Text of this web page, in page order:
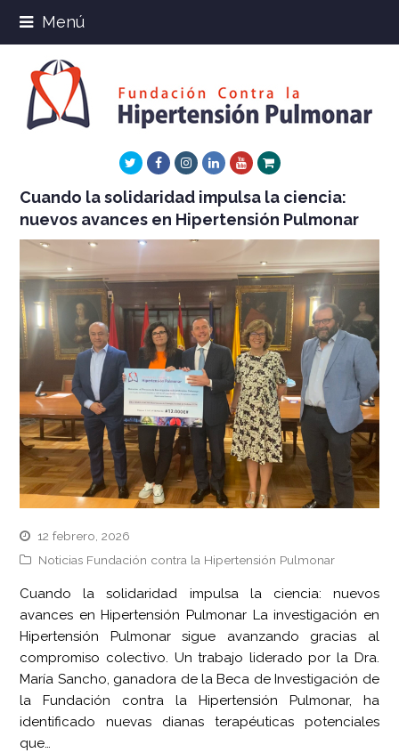
Menú
TwitterFacebookInstagram
LinkedInYoutube
Xing
Cuando la solidaridad impulsa la ciencia:
nuevos avances en Hipertensión Pulmonar
12 febrero, 2026
Noticias Fundación contra la Hipertensión Pulmonar
Cuando la solidaridad impulsa la ciencia: nuevos
avances en Hipertensión Pulmonar La investigación en
Hipertensión Pulmonar sigue avanzando gracias al
compromiso colectivo. Un trabajo liderado por la Dra.
María Sancho, ganadora de la Beca de Investigación de
la Fundación contra la Hipertensión Pulmonar, ha
identificado nuevas dianas terapéuticas potenciales
que…